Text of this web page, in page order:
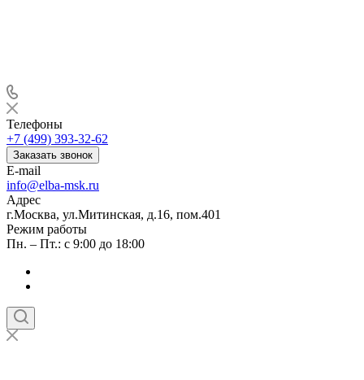
Телефоны
+7 (499) 393-32-62
Заказать звонок
E-mail
info@elba-msk.ru
Адрес
г.Москва, ул.Митинская, д.16, пом.401
Режим работы
Пн. – Пт.: с 9:00 до 18:00